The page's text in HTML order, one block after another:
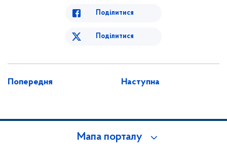
Поділитися
Поділитися
Попередня Наступна
Мапа порталу